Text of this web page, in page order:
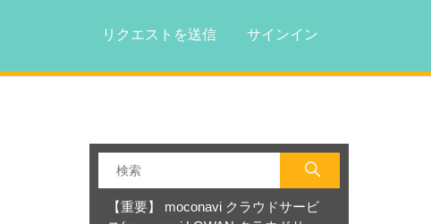
リクエストを送信 サインイン
【重要】 moconavi クラウドサービ